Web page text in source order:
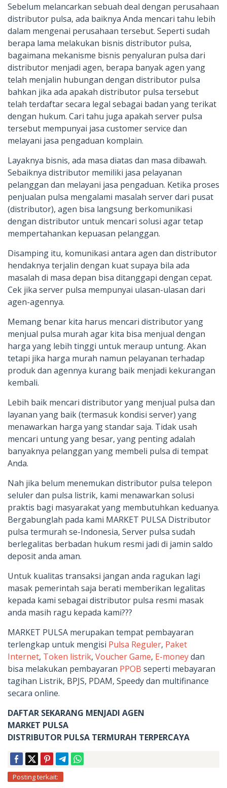
Sebelum melancarkan sebuah deal dengan perusahaan
distributor pulsa, ada baiknya Anda mencari tahu lebih
dalam mengenai perusahaan tersebut. Seperti sudah
berapa lama melakukan bisnis distributor pulsa,
bagaimana mekanisme bisnis penyaluran pulsa dari
distributor menjadi agen, berapa banyak agen yang
telah menjalin hubungan dengan distributor pulsa
bahkan jika ada apakah distributor pulsa tersebut
telah terdaftar secara legal sebagai badan yang terikat
dengan hukum. Cari tahu juga apakah server pulsa
tersebut mempunyai jasa customer service dan
melayani jasa pengaduan komplain.
Layaknya bisnis, ada masa diatas dan masa dibawah.
Sebaiknya distributor memiliki jasa pelayanan
pelanggan dan melayani jasa pengaduan. Ketika proses
penjualan pulsa mengalami masalah server dari pusat
(distributor), agen bisa langsung berkomunikasi
dengan distributor untuk mencari solusi agar tetap
mempertahankan kepuasan pelanggan.
Disamping itu, komunikasi antara agen dan distributor
hendaknya terjalin dengan kuat supaya bila ada
masalah di masa depan bisa ditanggapi dengan cepat.
Cek jika server pulsa mempunyai ulasan-ulasan dari
agen-agennya.
Memang benar kita harus mencari distributor yang
menjual pulsa murah agar kita bisa menjual dengan
harga yang lebih tinggi untuk meraup untung. Akan
tetapi jika harga murah namun pelayanan terhadap
produk dan agennya kurang baik menjadi kekurangan
kembali.
Lebih baik mencari distributor yang menjual pulsa dan
layanan yang baik (termasuk kondisi server) yang
menawarkan harga yang standar saja. Tidak usah
mencari untung yang besar, yang penting adalah
banyaknya pelanggan yang membeli pulsa di tempat
Anda.
Nah jika belum menemukan distributor pulsa telepon
seluler dan pulsa listrik, kami menawarkan solusi
praktis bagi masyarakat yang membutuhkan keduanya.
Bergabunglah pada kami MARKET PULSA Distributor
pulsa termurah se-Indonesia, Server pulsa sudah
berlegalitas berbadan hukum resmi jadi di jamin saldo
deposit anda aman.
Untuk kualitas transaksi jangan anda ragukan lagi
masak pemerintah saja berati memberikan legalitas
kepada kami sebagai distributor pulsa resmi masak
anda masih ragu kepada kami???
MARKET PULSA merupakan tempat pembayaran
terlengkap untuk mengisi Pulsa Reguler, Paket
Internet, Token listrik, Voucher Game, E-moneydan
bisa melakukan pembayaran PPOB seperti mebayaran
tagihan Listrik, BPJS, PDAM, Speedy dan multifinance
secara online.
DAFTAR SEKARANG MENJADI AGEN
MARKET PULSA
DISTRIBUTOR PULSA TERMURAH TERPERCAYA
Posting terkait: